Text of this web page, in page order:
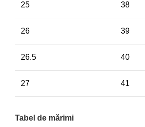
25 38
26 39
26.5 40
27 41
Tabel de mărimi